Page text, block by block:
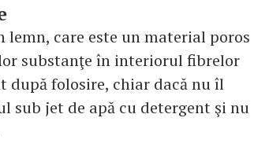
care este un material poros
substanţe în interiorul fibrelor
după folosire, chiar dacă nu îl
sub jet de apă cu detergent şi nu